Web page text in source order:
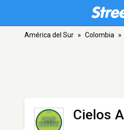
América del Sur » Colombia »
Cielos